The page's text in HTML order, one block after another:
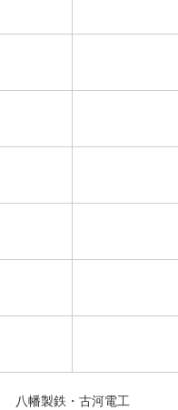
八幡製鉄・古河電工